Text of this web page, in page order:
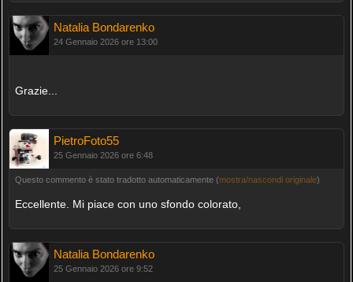
Natalia Bondarenko
24 Gennaio 2026 ore 13:00
Grazie...
PietroFoto55
25 Gennaio 2026 ore 6:48
Questo commento è stato tradotto automaticamente (mostra/nascondi originale)
Eccellente. Mi piace con uno sfondo colorato,
Natalia Bondarenko
25 Gennaio 2026 ore 9:52